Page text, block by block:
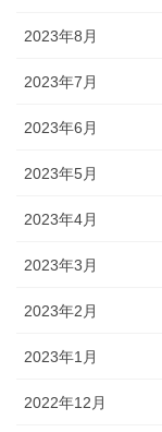
2023年8月
2023年7月
2023年6月
2023年5月
2023年4月
2023年3月
2023年2月
2023年1月
2022年12月